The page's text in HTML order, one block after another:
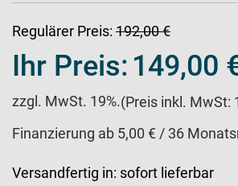
Regulärer Preis: 192,00 €
Ihr Preis: 149,00
zzgl. MwSt. 19%.(Preis inkl. MwSt:
Finanzierung ab 5,00 € / 36
Versandfertig in: sofort lieferbar